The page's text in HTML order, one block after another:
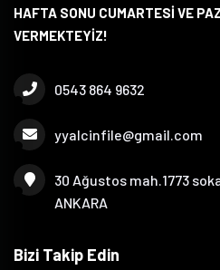
HAFTA SONU CUMARTESİ VE
VERMEKTEYİZ!
0543 864 9632
yyalcinfile@gmail.com
30 Ağustos mah.1773
ANKARA
Bizi Takip Edin